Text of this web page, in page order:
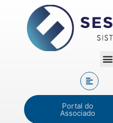
Portal do
Associado